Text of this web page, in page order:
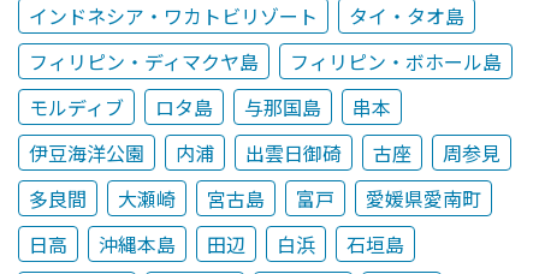
インドネシア・ワカトビリゾート
タイ・タオ島
フィリピン・ディマクヤ島
フィリピン・ボホール島
モルディブ
ロタ島 与那国島
串本
伊豆海洋公園
内浦 出雲日御碕 古座
周参見
多良間
大瀬崎 宮古島 富戸
愛媛県愛南町
日高
沖縄本島 田辺 白浜
石垣島